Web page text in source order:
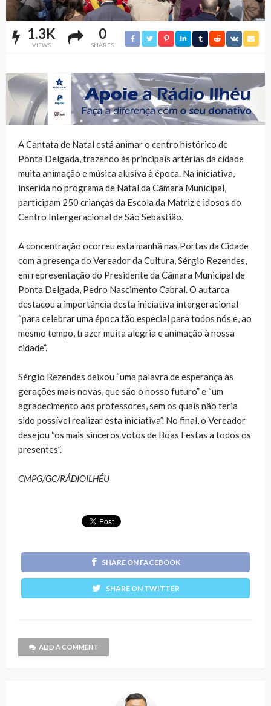
1.3K
VIEWS
0
SHARES
A Cantata de Natal está animar o centro histórico de
Ponta Delgada, trazendo às principais artérias da cidade
muita animação e música alusiva à época. Na iniciativa,
inserida no programa de Natal da Câmara Municipal,
participam 250 crianças da Escola da Matriz e idosos do
Centro Intergeracional de São Sebastião.
A concentração ocorreu esta manhã nas Portas da Cidade
com a presença do Vereador da Cultura, Sérgio Rezendes,
em representação do Presidente da Câmara Municipal de
Ponta Delgada, Pedro Nascimento Cabral. O autarca
destacou a importância desta iniciativa intergeracional
“para celebrar uma época tão especial para todos nós e, ao
mesmo tempo, trazer muita alegria e animação à nossa
cidade”.
Sérgio Rezendes deixou “uma palavra de esperança às
gerações mais novas, que são o nosso futuro” e “um
agradecimento aos professores, sem os quais não teria
sido possível realizar esta iniciativa”. No final, o Vereador
desejou “os mais sinceros votos de Boas Festas a todos os
presentes”.
CMPG/GC/RÁDIOILHÉU
SHARE ON FACEBOOK
SHARE ON TWITTER
ADD A COMMENT